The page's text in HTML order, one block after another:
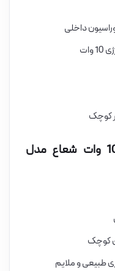
داخلی
کوچک
کاربردهای چراغ آویز چوبی 10 وات شعاع مدل
کوچک
طبیعی و ملایم